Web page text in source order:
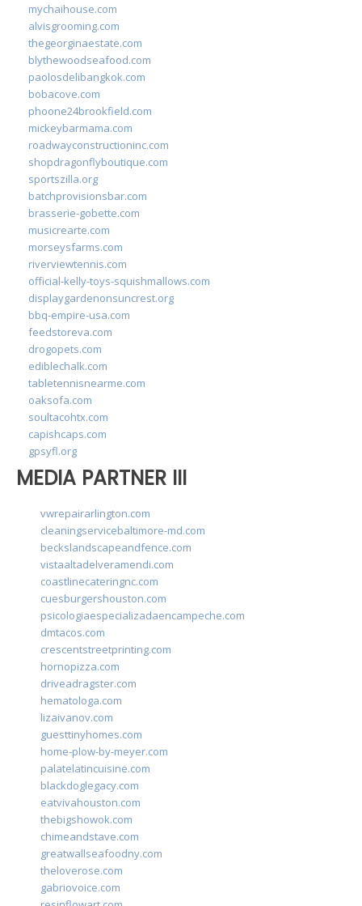
mychaihouse.com
alvisgrooming.com
thegeorginaestate.com
blythewoodseafood.com
paolosdelibangkok.com
bobacove.com
phoone24brookfield.com
mickeybarmama.com
roadwayconstructioninc.com
shopdragonflyboutique.com
sportszilla.org
batchprovisionsbar.com
brasserie-gobette.com
musicrearte.com
morseysfarms.com
riverviewtennis.com
official-kelly-toys-squishmallows.com
displaygardenonsuncrest.org
bbq-empire-usa.com
feedstoreva.com
drogopets.com
ediblechalk.com
tabletennisnearme.com
oaksofa.com
soultacohtx.com
capishcaps.com
gpsyfl.org
MEDIA PARTNER III
vwrepairarlington.com
cleaningservicebaltimore-md.com
beckslandscapeandfence.com
vistaaltadelveramendi.com
coastlinecateringnc.com
cuesburgershouston.com
psicologiaespecializadaencampeche.com
dmtacos.com
crescentstreetprinting.com
hornopizza.com
driveadragster.com
hematologa.com
lizaivanov.com
guesttinyhomes.com
home-plow-by-meyer.com
palatelatincuisine.com
blackdoglegacy.com
eatvivahouston.com
thebigshowok.com
chimeandstave.com
greatwallseafoodny.com
theloverose.com
gabriovoice.com